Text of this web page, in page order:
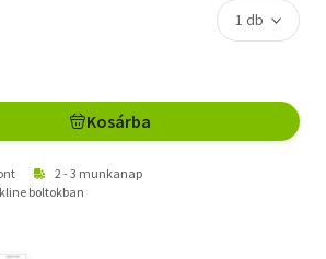
Kosárba
2 - 3 munkanap
boltokban